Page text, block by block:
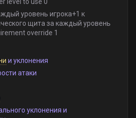
уровень игрока+1 к
щита за каждый уровень
override 1
и уклонения
атаки
уклонения и